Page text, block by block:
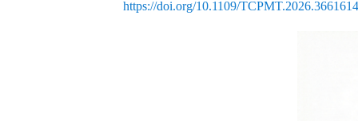
https://doi.org/10.1109/TCPMT.2026.3661614